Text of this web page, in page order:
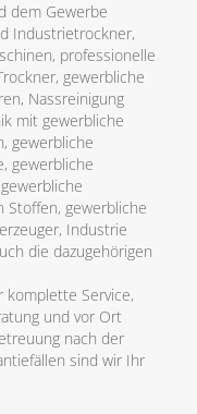
dem Gewerbe
Industrietrockner,
professionelle
gewerbliche
Nassreinigung
mit gewerbliche
gewerbliche
gewerbliche
Stoffen, gewerbliche
Industrie
die dazugehörigen
komplette Service,
und vor Ort
nach der
sind wir Ihr